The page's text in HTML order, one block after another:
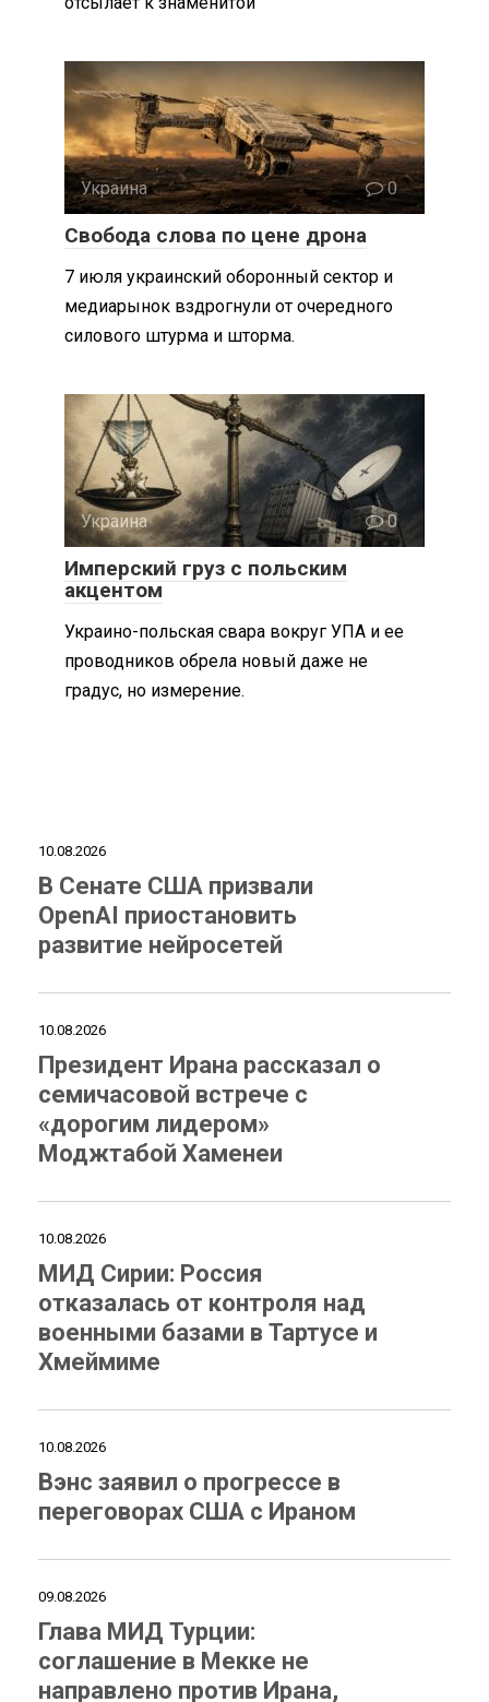
Украина 0
Свобода слова по цене дрона
7 июля украинский оборонный сектор и
медиарынок вздрогнули от очередного
силового штурма и шторма.
Украина 0
Имперский груз с польским
акцентом
Украино-польская свара вокруг УПА и ее
проводников обрела новый даже не
градус, но измерение.
10.08.2026
В Сенате США призвали
OpenAI приостановить
развитие нейросетей
10.08.2026
Президент Ирана рассказал о
семичасовой встрече с
«дорогим лидером»
Моджтабой Хаменеи
10.08.2026
МИД Сирии: Россия
отказалась от контроля над
военными базами в Тартусе и
Хмеймиме
10.08.2026
Вэнс заявил о прогрессе в
переговорах США с Ираном
09.08.2026
Глава МИД Турции:
соглашение в Мекке не
направлено против Ирана,